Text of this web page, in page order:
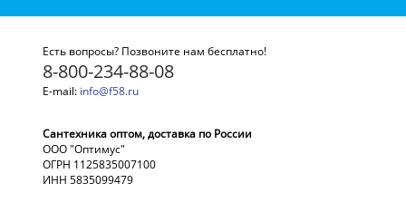
Есть вопросы? Позвоните нам бесплатно!
8-800-234-88-08
E-mail: info@f58.ru
Сантехника оптом, доставка по России
ООО "Оптимус"
ОГРН 1125835007100
ИНН 5835099479